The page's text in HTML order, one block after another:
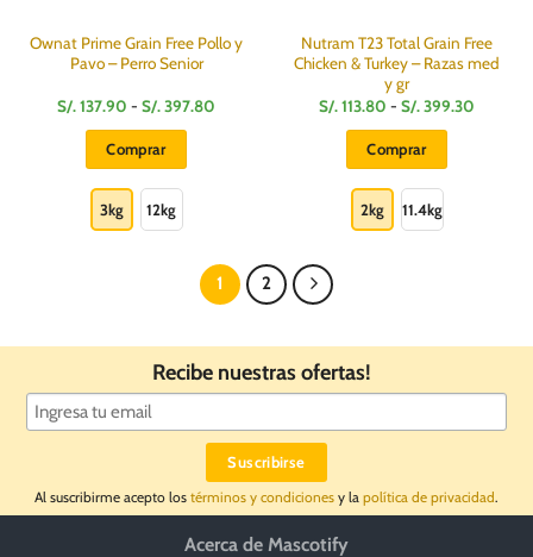
producto
Ownat Prime Grain Free Pollo y
Pavo – Perro Senior
S/.137.90 - S/.397.80
Comprar
producto
tiene
variantes.
pueden
elegir
en
de
3kg 12kg
Nutram T23 Total Grain Free
Chicken & Turkey – Razas med
y gr
S/.113.80 - S/.399.30
Comprar
producto
tiene
en
de
2kg 11.4kg
1 2
Recibe nuestras ofertas!
Al suscribirme acepto los términos y condiciones y la política de privacidad.
Acerca de Mascotify